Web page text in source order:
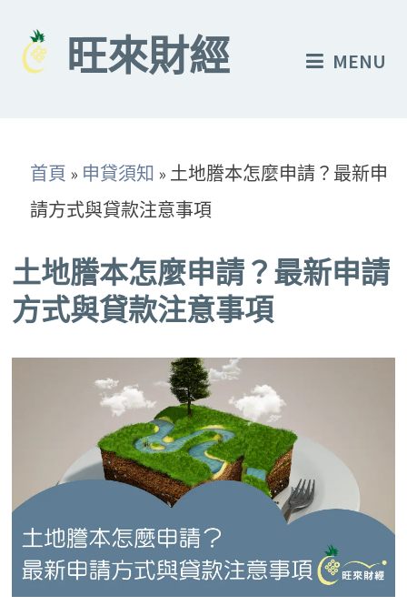
content
旺來財經 MENU
首頁 » 申貸須知 » 土地謄本怎麼申請？最新申
請方式與貸款注意事項
土地謄本怎麼申請？最新申請
方式與貸款注意事項